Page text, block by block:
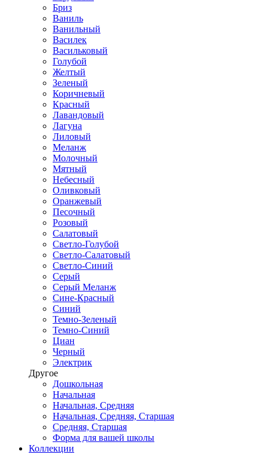
Бриз
Ваниль
Ванильный
Василек
Васильковый
Голубой
Желтый
Зеленый
Коричневый
Красный
Лавандовый
Лагуна
Лиловый
Меланж
Молочный
Мятный
Небесный
Оливковый
Оранжевый
Песочный
Розовый
Салатовый
Светло-Голубой
Светло-Салатовый
Светло-Синий
Серый
Серый Меланж
Сине-Красный
Синий
Темно-Зеленый
Темно-Синий
Циан
Черный
Электрик
Другое
Дошкольная
Начальная
Начальная, Средняя
Начальная, Средняя, Старшая
Средняя, Старшая
Форма для вашей школы
Коллекции